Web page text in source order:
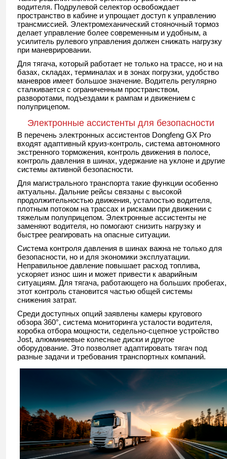
водителя. Подрулевой селектор освобождает
пространство в кабине и упрощает доступ к управлению
трансмиссией. Электромеханический стояночный тормоз
делает управление более современным и удобным, а
усилитель рулевого управления должен снижать нагрузку
при маневрировании.
Для тягача, который работает не только на трассе, но и на
базах, складах, терминалах и в зонах погрузки, удобство
маневров имеет большое значение. Водитель регулярно
сталкивается с ограниченным пространством,
разворотами, подъездами к рампам и движением с
полуприцепом.
Электронные ассистенты для безопасности
В перечень электронных ассистентов Dongfeng GX Pro
входят адаптивный круиз-контроль, система автономного
экстренного торможения, контроль движения в полосе,
контроль давления в шинах, удержание на уклоне и другие
системы активной безопасности.
Для магистрального транспорта такие функции особенно
актуальны. Дальние рейсы связаны с высокой
продолжительностью движения, усталостью водителя,
плотным потоком на трассах и рисками при движении с
тяжелым полуприцепом. Электронные ассистенты не
заменяют водителя, но помогают снизить нагрузку и
быстрее реагировать на опасные ситуации.
Система контроля давления в шинах важна не только для
безопасности, но и для экономики эксплуатации.
Неправильное давление повышает расход топлива,
ускоряет износ шин и может привести к аварийным
ситуациям. Для тягача, работающего на больших пробегах,
этот контроль становится частью общей системы
снижения затрат.
Среди доступных опций заявлены камеры кругового
обзора 360°, система мониторинга усталости водителя,
коробка отбора мощности, седельно-сцепное устройство
Jost, алюминиевые колесные диски и другое
оборудование. Это позволяет адаптировать тягач под
разные задачи и требования транспортных компаний.